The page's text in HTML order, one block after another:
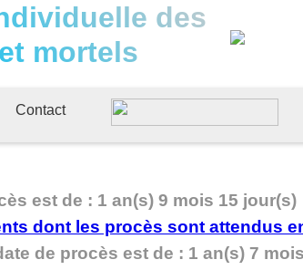
des
mortels
Contact
est de : 1 an(s) 9 mois 15 jour(s)
de procès est de : 1 an(s) 7